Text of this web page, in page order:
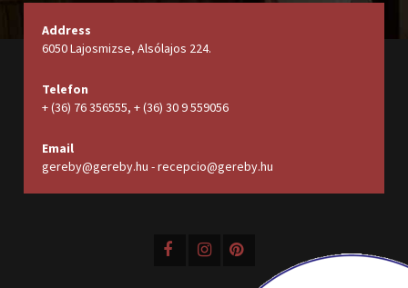
Address
6050 Lajosmizse, Alsólajos 224.
Telefon
+ (36) 76 356555, + (36) 30 9 559056
Email
gereby@gereby.hu - recepcio@gereby.hu